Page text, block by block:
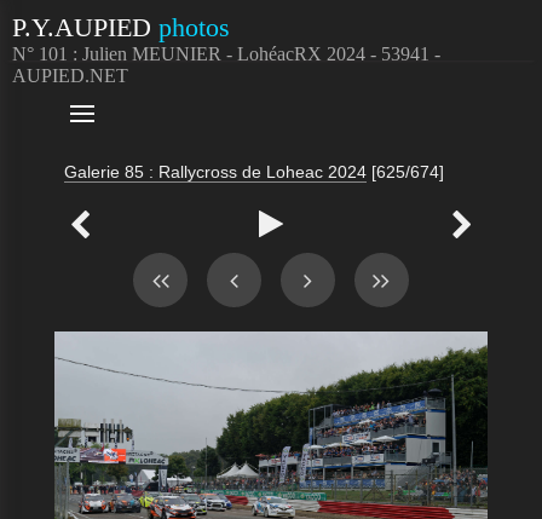
P.Y.AUPIED photos
N° 101 : Julien MEUNIER - LohéacRX 2024 - 53941 -
AUPIED.NET

Galerie 85 : Rallycross de Loheac 2024 [625/674]
  